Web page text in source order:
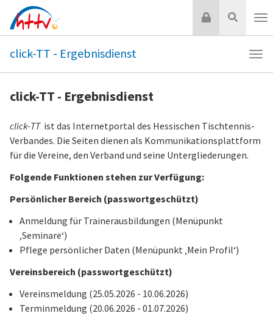
Inhalt
springen
Suche
Login
click-TT - Ergebnisdienst
click-TT - Ergebnisdienst
click-TT ist das Internetportal des Hessischen Tischtennis-
Verbandes. Die Seiten dienen als Kommunikationsplattform
für die Vereine, den Verband und seine Untergliederungen.
Folgende Funktionen stehen zur Verfügung:
Persönlicher Bereich (passwortgeschützt)
Anmeldung für Trainerausbildungen (Menüpunkt
‚Seminare‘)
Pflege persönlicher Daten (Menüpunkt ‚Mein Profil‘)
Vereinsbereich (passwortgeschützt)
Vereinsmeldung (25.05.2026 - 10.06.2026)
Terminmeldung (20.06.2026 - 01.07.2026)